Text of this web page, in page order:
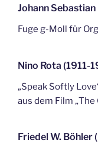
Johann
Fuge g-Moll für
Nino Rota (1911-
„Speak Softly
aus dem Film
Friedel W. Böhler